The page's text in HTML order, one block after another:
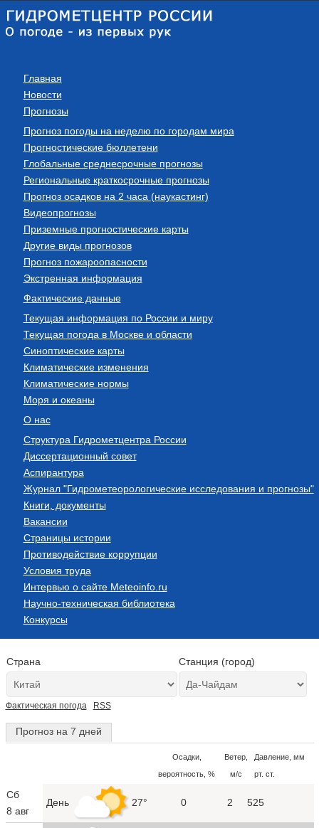
Главная
Новости
Прогнозы
Прогноз погоды на неделю по городам мира
Прогностические бюллетени
Глобальные среднесрочные прогнозы
Региональные краткосрочные прогнозы
Прогноз осадков на 2 часа (наукастинг)
Видеопрогнозы
Приземные прогностические карты
Другие виды прогнозов
Прогноз пожароопасности
Экстренная информация
Фактические данные
Текущая информация по России и миру
Текущая погода в Москве и области
Синоптические карты
Климатические изменения
Климатические нормы
Моря и океаны
О нас
Структура Гидрометцентра России
Диссертационный совет
Аспирантура
Журнал "Гидрометеорологические исследования и прогнозы"
Книги, документы
Вакансии
Страницы истории
Противодействие коррупции
Условия труда
Интервью о сайте Meteoinfo.ru
Научно-техническая библиотека
Конкурсы
Страна Станция (город)
Фактическая погода RSS
Прогноз на 7 дней
Осадки,
вероятность, %
Ветер,
м/с
Давление, мм
рт. ст.
Сб
8 авг
День 27° 0 2 525